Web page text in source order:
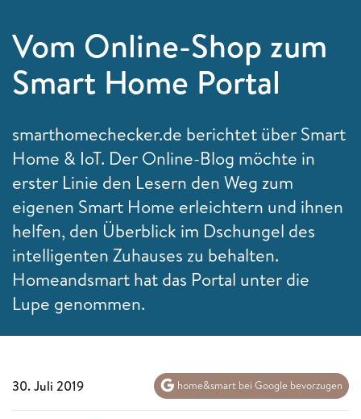
Vom Online-Shop zum
Smart Home Portal
smarthomechecker.de berichtet über Smart
Home & IoT. Der Online-Blog möchte in
erster Linie den Lesern den Weg zum
eigenen Smart Home erleichtern und ihnen
helfen, den Überblick im Dschungel des
intelligenten Zuhauses zu behalten.
Homeandsmart hat das Portal unter die
Lupe genommen.
30. Juli 2019 home&smart bei Google bevorzugen